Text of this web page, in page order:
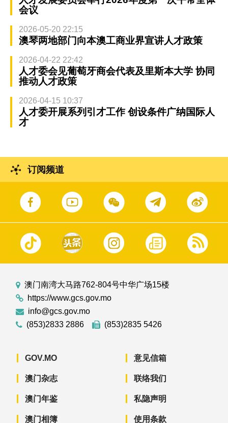
会议
2026-05-20 22:15
澳琴两地部门向本澳工商业界宣讲人才政策
2026-04-22 22:42
人才委会见葡萄牙商会代表及里斯本大学 协同
推动人才政策
2026-04-15 10:37
人才委开展系列引才工作 创设条件广纳国际人
才
订阅频道
澳门南湾大马路762-804号中华广场15楼
https://www.gcs.gov.mo
info@gcs.gov.mo
(853)2833 2886
(853)2835 5426
GOV.MO
澳门杂志
澳门年鉴
澳门相簿
意见信箱
联络我们
私隐声明
使用条款